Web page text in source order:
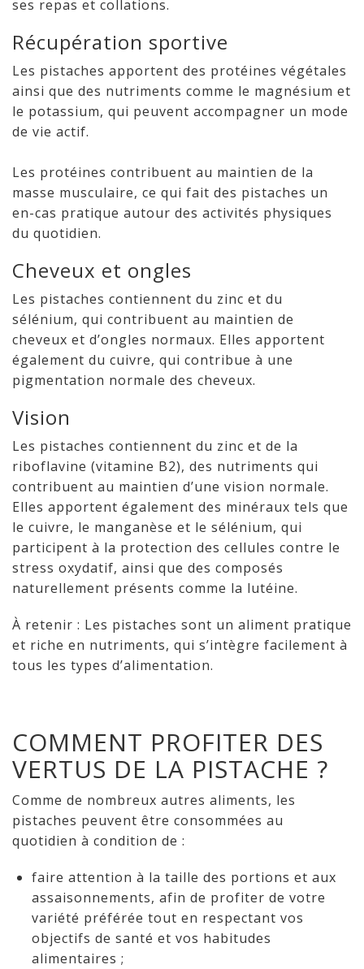
ses repas et collations.
Récupération sportive
Les pistaches apportent des protéines végétales
ainsi que des nutriments comme le magnésium et
le potassium, qui peuvent accompagner un mode
de vie actif.
Les protéines contribuent au maintien de la
masse musculaire, ce qui fait des pistaches un
en-cas pratique autour des activités physiques
du quotidien.
Cheveux et ongles
Les pistaches contiennent du zinc et du
sélénium, qui contribuent au maintien de
cheveux et d’ongles normaux. Elles apportent
également du cuivre, qui contribue à une
pigmentation normale des cheveux.
Vision
Les pistaches contiennent du zinc et de la
riboflavine (vitamine B2), des nutriments qui
contribuent au maintien d’une vision normale.
Elles apportent également des minéraux tels que
le cuivre, le manganèse et le sélénium, qui
participent à la protection des cellules contre le
stress oxydatif, ainsi que des composés
naturellement présents comme la lutéine.
À retenir : Les pistaches sont un aliment pratique
et riche en nutriments, qui s’intègre facilement à
tous les types d’alimentation.
COMMENT PROFITER DES
VERTUS DE LA PISTACHE ?
Comme de nombreux autres aliments, les
pistaches peuvent être consommées au
quotidien à condition de :
faire attention à la taille des portions et aux
assaisonnements, afin de profiter de votre
variété préférée tout en respectant vos
objectifs de santé et vos habitudes
alimentaires ;